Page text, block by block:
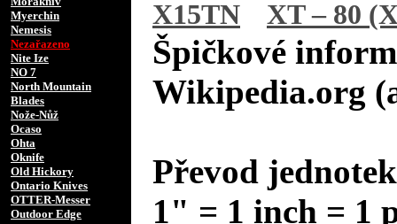
Myerchin
Nemesis
Nezařazeno
Nite Ize
NO 7
North Mountain
Blades
Nože-Nůž
Ocaso
Ohta
Oknife
Old Hickory
Ontario Knives
OTTER-Messer
Outdoor Edge
X15TN
XT – 80
Špičkové
Wikipedia.org
Převod
1" = 1 inch = 1